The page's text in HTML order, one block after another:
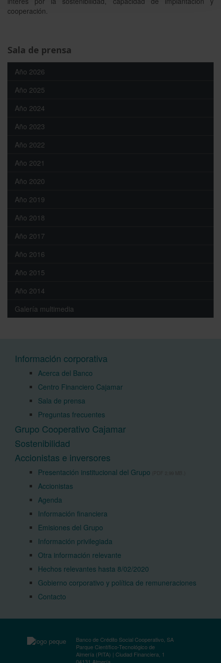
cooperación.
Sala de prensa
Año 2026
Año 2025
Año 2024
Año 2023
Año 2022
Año 2021
Año 2020
Año 2019
Año 2018
Año 2017
Año 2016
Año 2015
Año 2014
Galería multimedia
Información corporativa
Acerca del Banco
Centro Financiero Cajamar
Sala de prensa
Preguntas frecuentes
Grupo Cooperativo Cajamar
Sostenibilidad
Accionistas e inversores
Presentación institucional del Grupo
Accionistas
Agenda
Información financiera
Emisiones del Grupo
Información privilegiada
Otra información relevante
Hechos relevantes hasta 8/02/2020
Gobierno corporativo y política de remuneraciones
Contacto
Banco de Crédito Social Cooperativo, SA
Parque Científico-Tecnológico de
Almería (PITA) | Ciudad Financiera, 1